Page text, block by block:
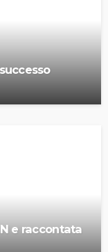
e raccontata